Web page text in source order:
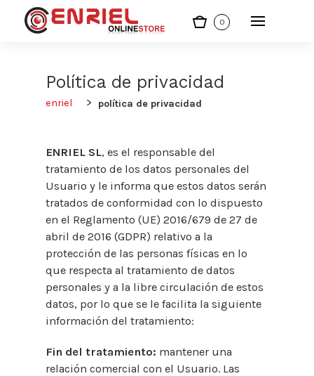
0
Política de privacidad
enriel política de privacidad
ENRIEL SL, es el responsable del
tratamiento de los datos personales del
Usuario y le informa que estos datos serán
tratados de conformidad con lo dispuesto
en el Reglamento (UE) 2016/679 de 27 de
abril de 2016 (GDPR) relativo a la
protección de las personas físicas en lo
que respecta al tratamiento de datos
personales y a la libre circulación de estos
datos, por lo que se le facilita la siguiente
información del tratamiento:
Fin del tratamiento: mantener una
relación comercial con el Usuario. Las